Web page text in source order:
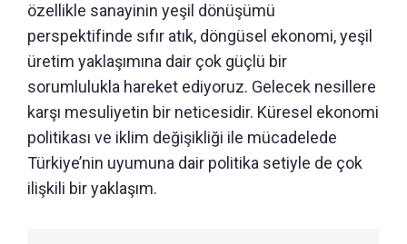
özellikle sanayinin yeşil dönüşümü
perspektifinde sıfır atık, döngüsel ekonomi, yeşil
üretim yaklaşımına dair çok güçlü bir
sorumlulukla hareket ediyoruz. Gelecek nesillere
karşı mesuliyetin bir neticesidir. Küresel ekonomi
politikası ve iklim değişikliği ile mücadelede
Türkiye’nin uyumuna dair politika setiyle de çok
ilişkili bir yaklaşım.